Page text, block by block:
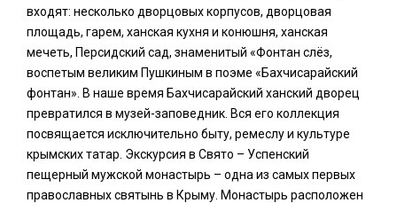
входят: несколько дворцовых корпусов, дворцовая
площадь, гарем, ханская кухня и конюшня, ханская
мечеть, Персидский сад, знаменитый «Фонтан слёз,
воспетым великим Пушкиным в поэме «Бахчисарайский
фонтан». В наше время Бахчисарайский ханский дворец
превратился в музей-заповедник. Вся его коллекция
посвящается исключительно быту, ремеслу и культуре
крымских татар. Экскурсия в Свято – Успенский
пещерный мужской монастырь – одна из самых первых
православных святынь в Крыму. Монастырь расположен